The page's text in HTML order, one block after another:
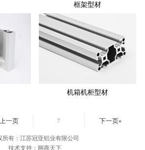
框架型材
机箱机柜型材
一页 7 下一页»
所有：江苏冠亚铝业有限公司
技术支持：网商天下